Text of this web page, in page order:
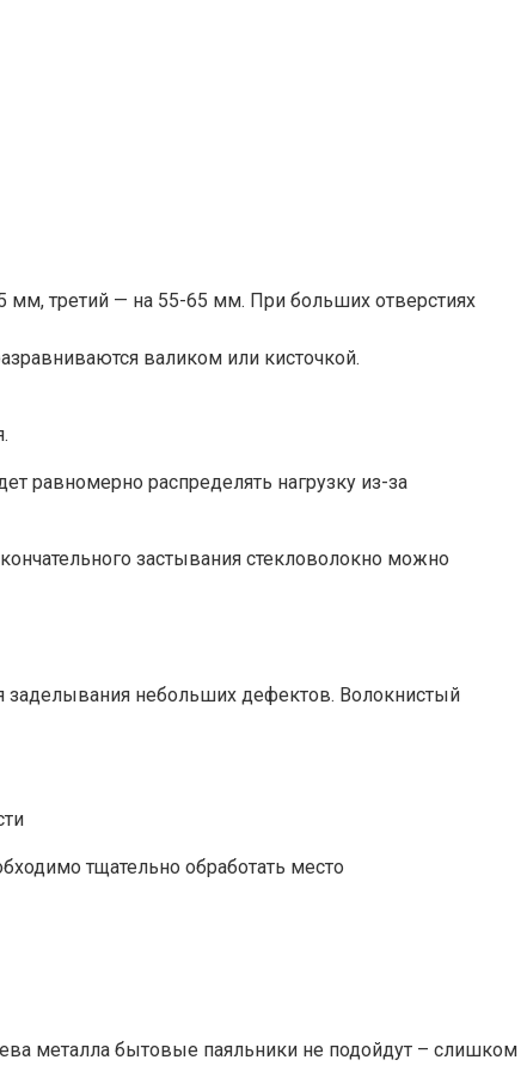
третий — на 55-65 мм. При больших отверстиях
валиком или кисточкой.
равномерно распределять нагрузку из-за
застывания стекловолокно можно
заделывания небольших дефектов. Волокнистый
тщательно обработать место
металла бытовые паяльники не подойдут – слишком